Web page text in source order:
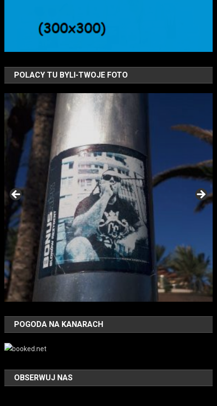
POLACY TU BYLI-TWOJE FOTO
POGODA NA KANARACH
OBSERWUJ NAS